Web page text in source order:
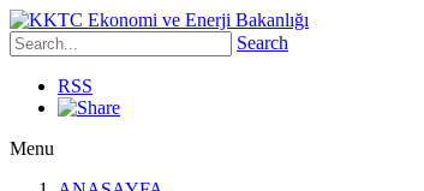
Search
RSS
Menu